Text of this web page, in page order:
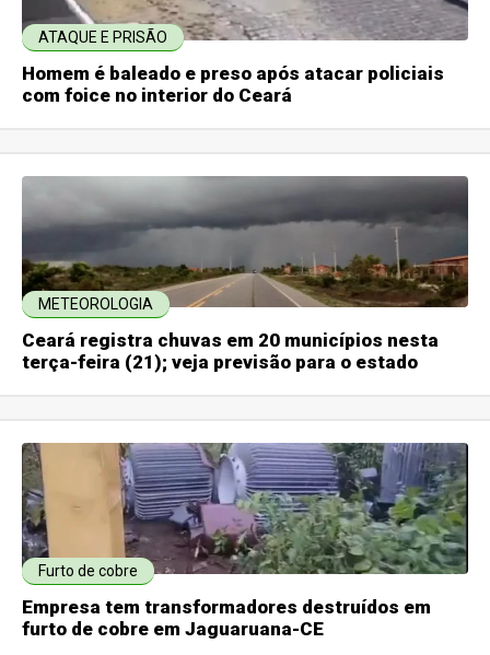
ATAQUE E PRISÃO
Homem é baleado e preso após atacar policiais
com foice no interior do Ceará
METEOROLOGIA
Ceará registra chuvas em 20 municípios nesta
terça-feira (21); veja previsão para o estado
Furto de cobre
Empresa tem transformadores destruídos em
furto de cobre em Jaguaruana-CE